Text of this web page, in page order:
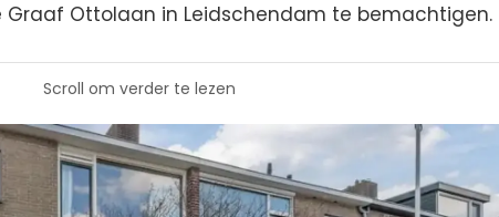
Graaf Ottolaan in Leidschendam te bemachtigen.
Scroll om verder te lezen